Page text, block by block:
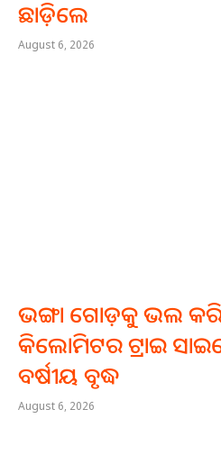
ଛାଡ଼ିଲେ
August 6, 2026
ଭଙ୍ଗା ଗୋଡ଼କୁ ଭଲ
କିଲୋମିଟର ଟ୍ରାଇ
ବର୍ଷୀୟ ବୃଦ୍ଧ
August 6, 2026